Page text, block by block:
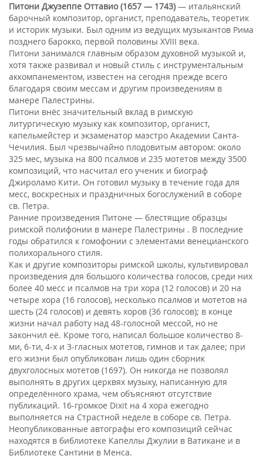
Питони Джузеппе Оттавио (1657 — 1743) — итальянский
барочный композитор, органист, преподаватель, теоретик
и историк музыки. Был одним из ведущих музыкантов Рима
позднего барокко, первой половины XVIII века.
Питони занимался главным образом духовной музыкой и,
хотя также развивал и новый стиль с инструментальным
аккомпанементом, известен на сегодня прежде всего
благодаря своим мессам и другим произведениям в
манере Палестрины.
Питони внёс значительный вклад в римскую
литургическую музыку как композитор, органист,
капельмейстер и экзаменатор маэстро Академии Санта-
Чечилия. Был чрезвычайно плодовитым автором: около
325 мес, музыка на 800 псалмов и 235 мотетов между 3500
композиций, что насчитал его ученик и биограф
Джироламо Кити. Он готовил музыку в течение года для
месс, воскресных и праздничных богослужений в соборе
св. Петра.
Ранние произведения Питоне — блестящие образцы
римской полифонии в манере Палестрины . В последние
годы обратился к гомофонии с элементами венецианского
полихорального стиля.
Как и другие композиторы римской школы, культивировал
произведения для большого количества голосов, среди них
более 40 месс и псалмов на три хора (12 голосов) и 20 на
четыре хора (16 голосов), несколько псалмов и мотетов на
шесть (24 голосов) и девять хоров (36 голосов); в конце
жизни начал работу над 48-голосной мессой, но не
закончил её. Кроме того, написал большое количество 8-
ми, 6-ти, 4-х и 3-гласных мотетов, гимнов и так далее; при
его жизни был опубликован лишь один сборник
двухголосных мотетов (1697). Он никогда не позволял
выполнять в других церквях музыку, написанную для
определённого храма, чем объясняют отсутствие
публикаций. 16-громкое Dixit на 4 хора ежегодно
выполняется на Страстной неделе в соборе св. Петра.
Неопубликованные автографы его композиций сейчас
находятся в библиотеке Капеллы Джулии в Ватикане и в
Библиотеке Сантини в Менса.